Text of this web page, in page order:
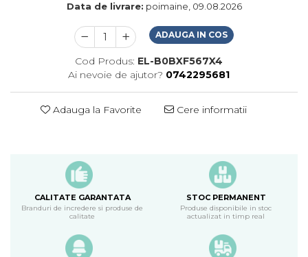
Data de livrare: poimaine, 09.08.2026
ADAUGA IN COS
Cod Produs: EL-B0BXF567X4
Ai nevoie de ajutor? 0742295681
Adauga la Favorite Cere informatii
CALITATE GARANTATA
Branduri de incredere si produse de
calitate
STOC PERMANENT
Produse disponibile in stoc
actualizat in timp real